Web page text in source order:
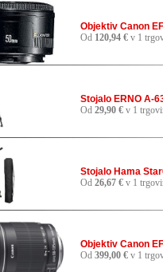
Objektiv Canon
Od 120,94 € v 1
Stojalo ERNO A-
Od 29,90 € v 1
Stojalo Hama
Od 26,67 € v 1
Objektiv Canon
Od 399,00 € v 1